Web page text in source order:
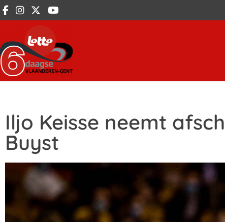
Iljo Keisse neemt
Buyst